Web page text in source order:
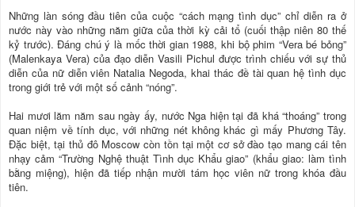
Những làn sóng đầu tiên của cuộc “cách mạng tình dục” chỉ diễn ra ở
nước này vào những năm giữa của thời kỳ cải tổ (cuối thập niên 80 thế
kỷ trước). Đáng chú ý là mốc thời gian 1988, khi bộ phim “Vera bé bỏng”
(Malenkaya Vera) của đạo diễn Vasili Pichul được trình chiếu với sự thủ
diễn của nữ diễn viên Natalia Negoda, khai thác đề tài quan hệ tình dục
trong giới trẻ với một số cảnh “nóng”.
Hai mươi lăm năm sau ngày ấy, nước Nga hiện tại đã khá “thoáng” trong
quan niệm về tính dục, với những nét không khác gì mấy Phương Tây.
Đặc biệt, tại thủ đô Moscow còn tồn tại một cơ sở đào tạo mang cái tên
nhạy cảm “Trường Nghệ thuật Tình dục Khẩu giao” (khẩu giao: làm tình
bằng miệng), hiện đã tiếp nhận mười tám học viên nữ trong khóa đầu
tiên.